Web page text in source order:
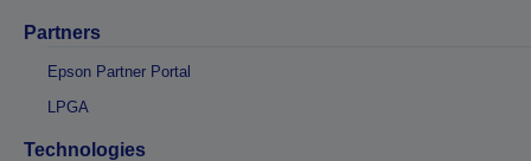
Partners
Epson Partner Portal
LPGA
Technologies